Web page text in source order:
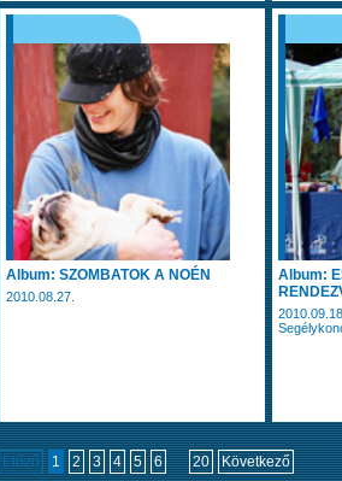
Album: SZOMBATOK A NOÉN
2010.08.27.
Album:
2010.09.18.
Előző 1 2 3 4 5 6 ... 20 Következő